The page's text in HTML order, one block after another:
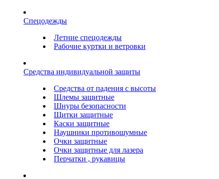
Спецодежды
Летние спецодежды
Рабочие куртки и ветровки
Средства индивидуальной защиты
Средства от падения с высоты
Шлемы защитные
Шнуры безопасности
Щитки защитные
Каски защитные
Наушники противошумные
Очки защитные
Очки защитные для лазера
Перчатки , рукавицы